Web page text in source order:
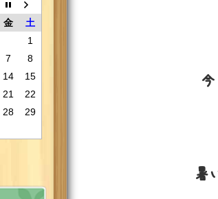
今
暑
金
土
1
7
8
14
15
21
22
28
29